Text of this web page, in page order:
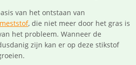
van het ontstaan van
meststof, die niet meer door het gras is
het probleem. Wanneer de
zijn kan er op deze stikstof